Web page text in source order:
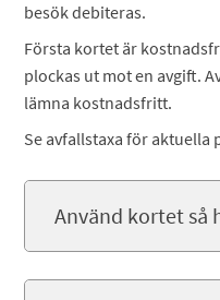
besök debiteras.
Första kortet är
plockas ut mot en avgift.
lämna kostnadsfritt.
Se avfallstaxa för aktuella
Använd kortet så